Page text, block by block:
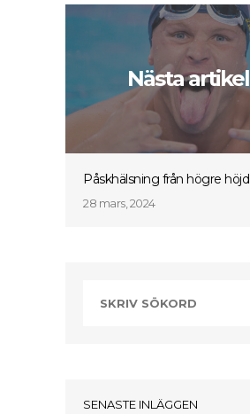
Nästa artikel
Påskhälsning från högre höjd
28 mars, 2024
SENASTE INLÄGGEN